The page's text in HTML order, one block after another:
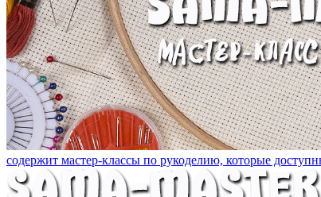
содержит мастер-классы по рукоделию, которые